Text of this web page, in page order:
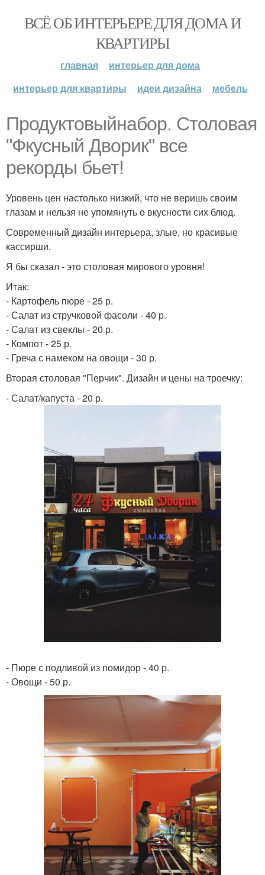
ВСЁ ОБ ИНТЕРЬЕРЕ ДЛЯ ДОМА И
КВАРТИРЫ
главная
интерьер для дома
интерьер для квартиры
идеи дизайна мебель
Продуктовыйнабор. Столовая
"Фкусный Дворик" все
рекорды бьет!
Уровень цен настолько низкий, что не веришь своим
глазам и нельзя не упомянуть о вкусности сих блюд.
Современный дизайн интерьера, злые, но красивые
кассирши.
Я бы сказал - это столовая мирового уровня!
Итак:
- Картофель пюре - 25 р.
- Салат из стручковой фасоли - 40 р.
- Салат из свеклы - 20 р.
- Компот - 25 р.
- Греча с намеком на овощи - 30 р.
Вторая столовая "Перчик". Дизайн и цены на троечку:
- Салат/капуста - 20 р.
- Пюре с подливой из помидор - 40 р.
- Овощи - 50 р.